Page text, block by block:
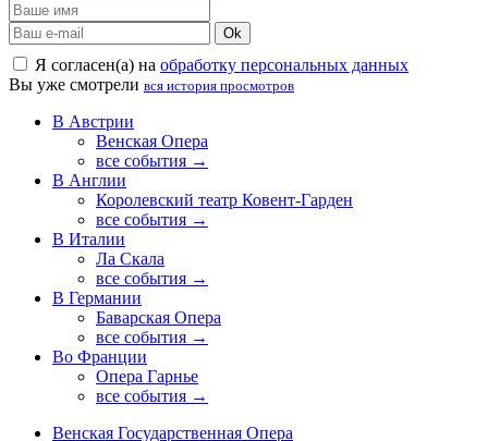
Ok
Я согласен(а) на обработку персональных данных
Вы уже смотрели вся история просмотров
В Австрии
Венская Опера
все события →
В Англии
Королевский театр Ковент-Гарден
все события →
В Италии
Ла Скала
все события →
В Германии
Баварская Опера
все события →
Во Франции
Опера Гарнье
все события →
Венская Государственная Опера